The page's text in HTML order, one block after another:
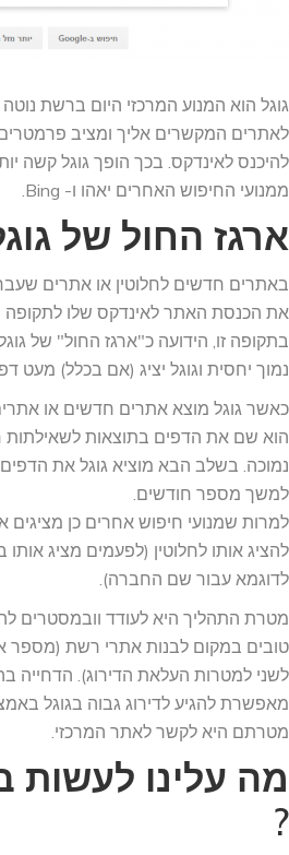
גוגל הוא המנוע המרכזי היום ברשת
לאתרים המקשרים אליך ומציב
להיכנס לאינדקס. בכך הופך גוגל קשה
ממנועי החיפוש האחרים יאהו ו- Bing.
ארגז החול של
באתרים חדשים לחלוטין או אתרים שעברו
בתקופה זו, הידועה כ"ארגז החול" של
נמוך יחסית וגוגל יציג (אם בכלל) מעט
כאשר גוגל מוצא אתרים חדשים או
הוא שם את הדפים בתוצאות לשאילתות
נמוכה. בשלב הבא מוציא גוגל את
למשך מספר חודשים.
למרות שמנועי חיפוש אחרים כן
להציג אותו לחלוטין (לפעמים מציג
לדוגמא עבור שם החברה).
מטרת התהליך היא לעודד וובמסטרים
טובים במקום לבנות אתרי רשת
לשני למטרות העלאת הדירוג). הדחייה
מאפשרת להגיע לדירוג גבוה בגוגל
מטרתם היא לקשר לאתר המרכזי.
מה עלינו לעשות
?